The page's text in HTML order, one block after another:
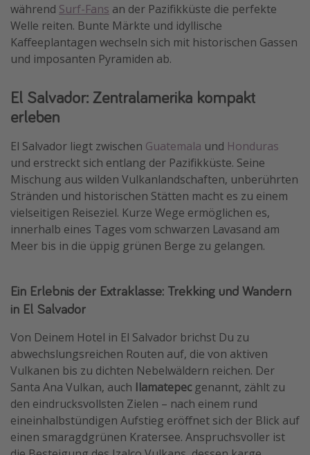
Familienurlaub in der Türkei
Rundreisen in Thailand
Bahnreisen in der Schweiz
Reisepassfreie Reiseziele
Travel Know How
Last Minute Urlaub Mallorca
Last Minute Urlaub Deutschland
während Surf-Fans an der Pazifikküste die perfekte
Welle reiten. Bunte Märkte und idyllische
Kaffeeplantagen wechseln sich mit historischen Gassen
und imposanten Pyramiden ab.
El Salvador: Zentralamerika kompakt
erleben
El Salvador liegt zwischen Guatemala und Honduras
und erstreckt sich entlang der Pazifikküste. Seine
Mischung aus wilden Vulkanlandschaften, unberührten
Stränden und historischen Stätten macht es zu einem
vielseitigen Reiseziel. Kurze Wege ermöglichen es,
innerhalb eines Tages vom schwarzen Lavasand am
Meer bis in die üppig grünen Berge zu gelangen.
Ein Erlebnis der Extraklasse: Trekking und Wandern
in El Salvador
Von Deinem Hotel in El Salvador brichst Du zu
abwechslungsreichen Routen auf, die von aktiven
Vulkanen bis zu dichten Nebelwäldern reichen. Der
Santa Ana Vulkan, auch Ilamatepecgenannt, zählt zu
den eindrucksvollsten Zielen – nach einem rund
eineinhalbstündigen Aufstieg eröffnet sich der Blick auf
einen smaragdgrünen Kratersee. Anspruchsvoller ist